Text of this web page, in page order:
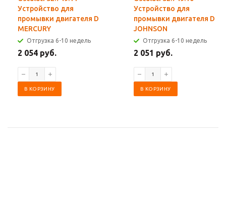
Устройство для
промывки двигателя D
MERCURY
Отгрузка 6-10 недель
2 054 руб.
В КОРЗИНУ
Устройство для
промывки двигателя D
JOHNSON
Отгрузка 6-10 недель
2 051 руб.
В КОРЗИНУ